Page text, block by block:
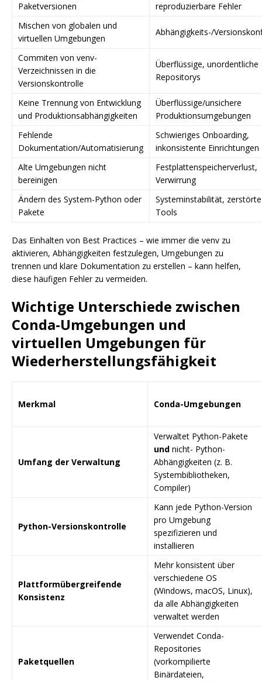
Paketversionen
reproduzierbare Fehler
Mischen von globalen und
virtuellen Umgebungen
Abhängigkeits-/
Commiten von venv-
Verzeichnissen in die
Versionskontrolle
Überflüssige, unordentliche
Repositorys
Keine Trennung von Entwicklung
und Produktionsabhängigkeiten
Überflüssige/unsichere
Produktionsumgebungen
Fehlende
Dokumentation/Automatisierung
Schwieriges Onboarding,
inkonsistente Einrichtungen
Alte Umgebungen nicht
bereinigen
Festplattenspeicherverlust,
Verwirrung
Ändern des System-Python oder
Pakete
Systeminstabilität, zerstörte
Tools
Das Einhalten von Best Practices – wie immer die venv zu
aktivieren, Abhängigkeiten festzulegen, Umgebungen zu
trennen und klare Dokumentation zu erstellen – kann helfen,
diese häufigen Fehler zu vermeiden.
Wichtige Unterschiede zwischen
Conda-Umgebungen und
virtuellen Umgebungen für
Wiederherstellungsfähigkeit
Merkmal Conda-Umgebungen
Umfang der Verwaltung
Verwaltet Python-Pakete
und nicht- Python-
Abhängigkeiten (z. B.
Systembibliotheken,
Compiler)
Python-Versionskontrolle
Kann jede Python-Version
pro Umgebung
spezifizieren und
installieren
Plattformübergreifende
Konsistenz
Mehr konsistent über
verschiedene OS
(Windows, macOS, Linux),
da alle Abhängigkeiten
verwaltet werden
Paketquellen
Verwendet Conda-
Repositories
(vorkompilierte
Binärdateien,